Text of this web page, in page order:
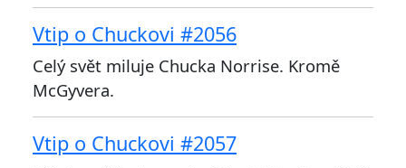
Vtip o Chuckovi #2056
Celý svět miluje Chucka Norrise. Kromě
McGyvera.
Vtip o Chuckovi #2057